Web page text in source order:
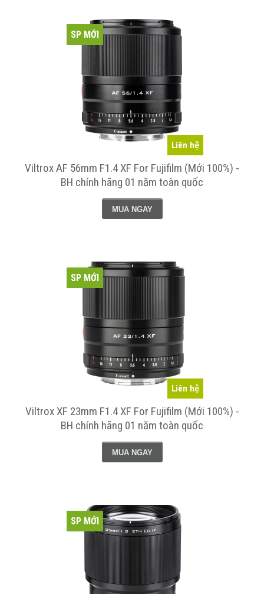
Liên hệ
SP MỚI
Viltrox AF 56mm F1.4 XF For Fujifilm (Mới 100%) -
BH chính hãng 01 năm toàn quốc
MUA NGAY
Liên hệ
SP MỚI
Viltrox XF 23mm F1.4 XF For Fujifilm (Mới 100%) -
BH chính hãng 01 năm toàn quốc
MUA NGAY
SP MỚI